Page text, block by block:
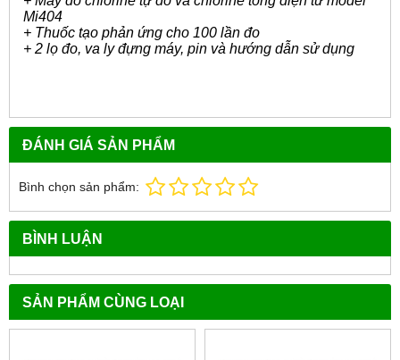
Mi404
+ Thuốc tạo phản ứng cho 100 lần đo
+ 2 lọ đo, va ly đựng máy, pin và hướng dẫn sử dụng
ĐÁNH GIÁ SẢN PHẨM
Bình chọn sản phẩm:
BÌNH LUẬN
SẢN PHẨM CÙNG LOẠI